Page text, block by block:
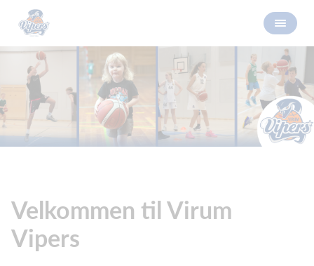
Velkommen til Virum
Vipers